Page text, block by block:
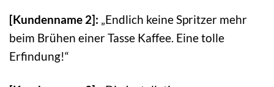
[Kundenname 2]: „Endlich keine Spritzer mehr
beim Brühen einer Tasse Kaffee. Eine tolle
Erfindung!“